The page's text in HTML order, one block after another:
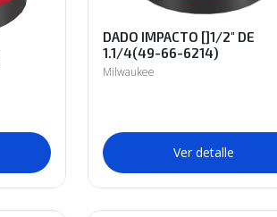
DADO IMPACTO []1/2" DE
1.1/4(49-66-6214)
Milwaukee
Ver detalle